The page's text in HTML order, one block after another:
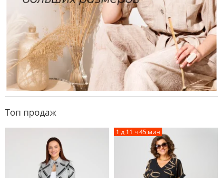
Топ продаж
1 д 11 ч 45 мин